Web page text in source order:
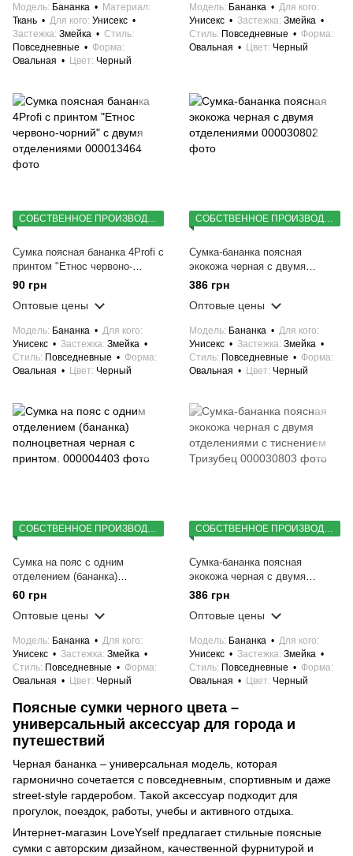
Модель Бананка
Материал
Ткань
Для кого Унисекс
Застежка Змейка
Стиль
Повседневные
Форма
Овальная
Цвет Черный
Модель Бананка
Для кого
Унисекс
Застежка Змейка
Стиль Повседневные
Форма
Овальная
Цвет Черный
СОБСТВЕННОЕ ПРОИЗВОДСТВО
Сумка поясная бананка 4Profi с
принтом "Етнос червоно-
чорний" с двумя отделениями
90 грн
Оптовые цены
Модель Бананка
Для кого
Унисекс
Застежка Змейка
Стиль Повседневные
Форма
Овальная
Цвет Черный
СОБСТВЕННОЕ ПРОИЗВОДСТВО
Сумка-бананка поясная
экокожа черная с двумя
отделениями
386 грн
Оптовые цены
Модель Бананка
Для кого
Унисекс
Застежка Змейка
Стиль Повседневные
Форма
Овальная
Цвет Черный
СОБСТВЕННОЕ ПРОИЗВОДСТВО
Сумка на пояс с одним
отделением (бананка)
полноцветная черная с
принтом.
60 грн
Оптовые цены
Модель Бананка
Для кого
Унисекс
Застежка Змейка
Стиль Повседневные
Форма
Овальная
Цвет Черный
СОБСТВЕННОЕ ПРОИЗВОДСТВО
Сумка-бананка поясная
экокожа черная с двумя
отделениями с тиснением
Тризубец
386 грн
Оптовые цены
Модель Бананка
Для кого
Унисекс
Застежка Змейка
Стиль Повседневные
Форма
Овальная
Цвет Черный
Поясные сумки черного цвета –
универсальный аксессуар для города и
путешествий
Черная бананка – универсальная модель, которая
гармонично сочетается с повседневным, спортивным и даже
street-style гардеробом. Такой аксессуар подходит для
прогулок, поездок, работы, учебы и активного отдыха.
Интернет-магазин LoveYself предлагает стильные поясные
сумки с авторским дизайном, качественной фурнитурой и